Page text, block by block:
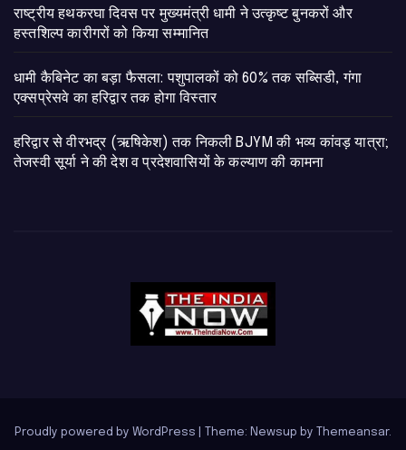
राष्ट्रीय हथकरघा दिवस पर मुख्यमंत्री धामी ने उत्कृष्ट बुनकरों और
हस्तशिल्प कारीगरों को किया सम्मानित
​धामी कैबिनेट का बड़ा फैसला: पशुपालकों को 60% तक सब्सिडी, गंगा
एक्सप्रेसवे का हरिद्वार तक होगा विस्तार
​हरिद्वार से वीरभद्र (ऋषिकेश) तक निकली BJYM की भव्य कांवड़ यात्रा;
तेजस्वी सूर्या ने की देश व प्रदेशवासियों के कल्याण की कामना
Proudly powered by WordPress Theme: Newsup by Themeansar.